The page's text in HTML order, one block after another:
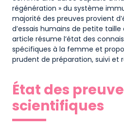
régénération » du système
majorité des preuves provient
d’essais humains de petite
article résume l’état des
spécifiques à la femme et
prudent de préparation, suivi et
État des
scientifiques